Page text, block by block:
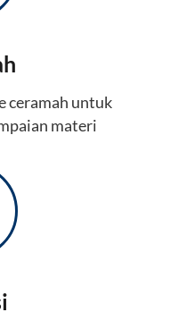
ceramah untuk
materi